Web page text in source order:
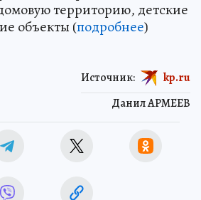
территорию, детские
объекты (подробнее)
Данил АРМЕЕВ
Источник: kp.ru